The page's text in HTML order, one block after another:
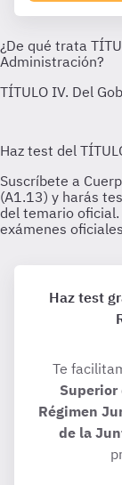
Haz test
Te
Régimen
de la